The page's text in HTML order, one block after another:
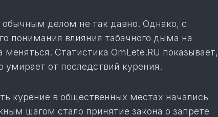
обычным делом не так давно. Однако, с
понимания влияния табачного дыма на
меняться. Статистика OmLete.RU показывает,
от последствий курения.
курение в общественных местах начались
шагом стало принятие закона о запрете